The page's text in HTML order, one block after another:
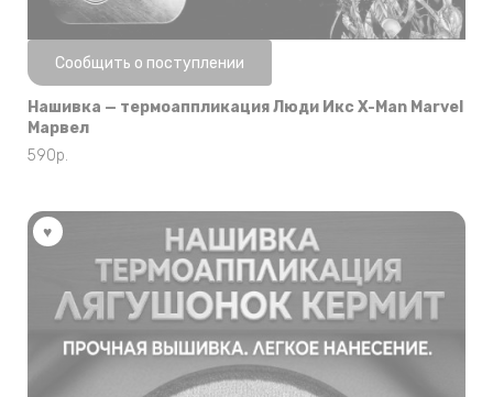
Нет в наличии
Сообщить о поступлении
Нашивка — термоаппликация Люди Икс X-Man Marvel
Марвел
590р.